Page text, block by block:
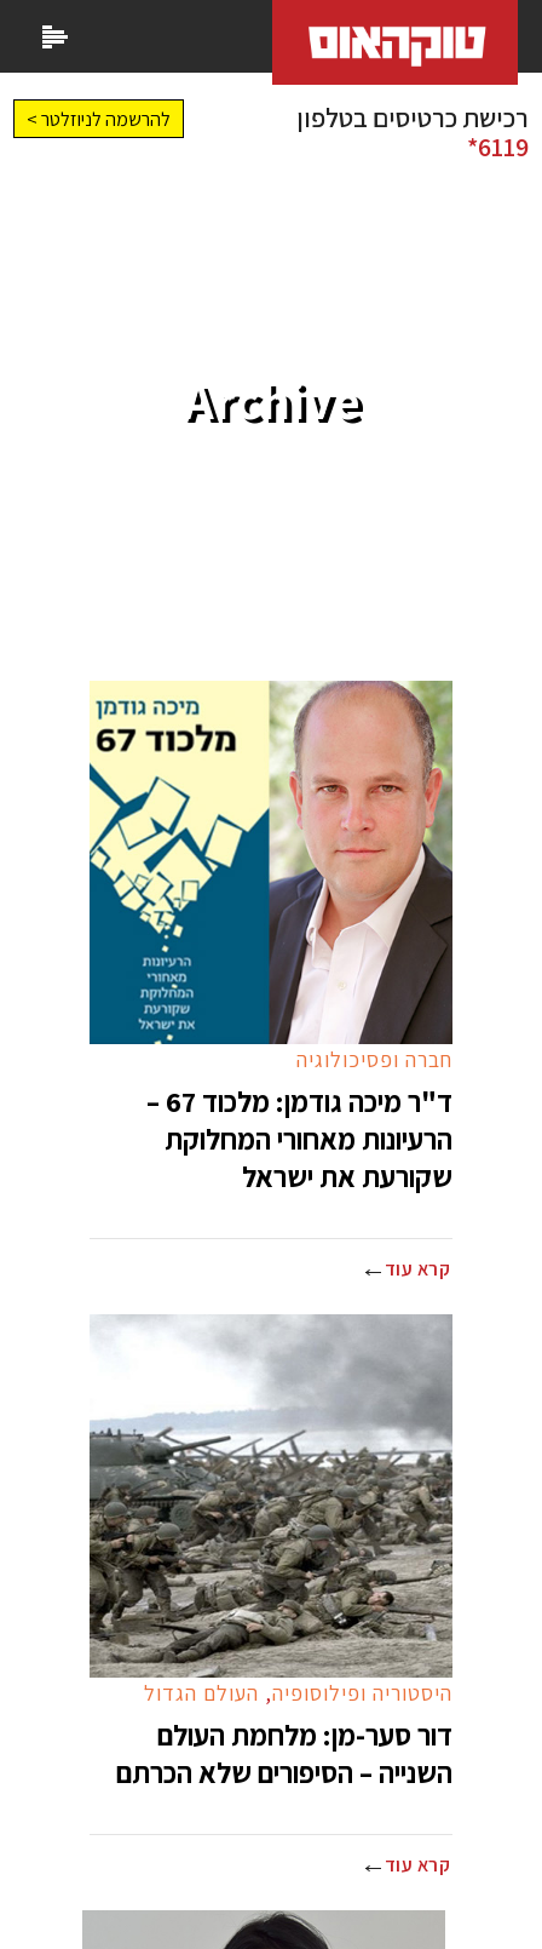
רכישת כרטיסים בטלפון
6119*
להרשמה לניוזלטר >
Archive
חברה ופסיכולוגיה
ד"ר מיכה גודמן: מלכוד 67 –
הרעיונות מאחורי המחלוקת
שקורעת את ישראל
קרא עוד
היסטוריה ופילוסופיה, העולם הגדול
דור סער-מן: מלחמת העולם
השנייה – הסיפורים שלא הכרתם
קרא עוד